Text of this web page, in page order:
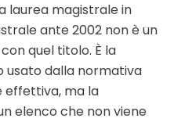
laurea magistrale in
ante 2002 non è un
quel titolo. È la
usato dalla normativa
effettiva, ma la
elenco che non viene